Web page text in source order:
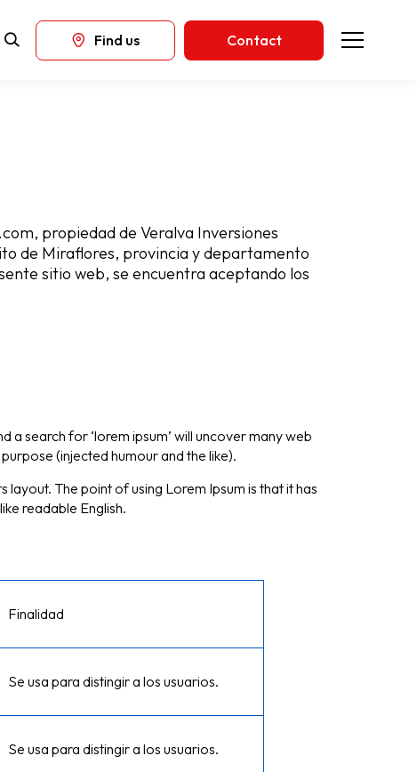
Find us Contact
propiedad de Veralva Inversiones
de Miraflores, provincia y departamento
sitio web, se encuentra aceptando los
a search for ‘lorem ipsum’ will uncover many web
(injected humour and the like).
The point of using Lorem Ipsum is that it has
readable English.
Finalidad
Se usa para distingir a los usuarios.
Se usa para distingir a los usuarios.